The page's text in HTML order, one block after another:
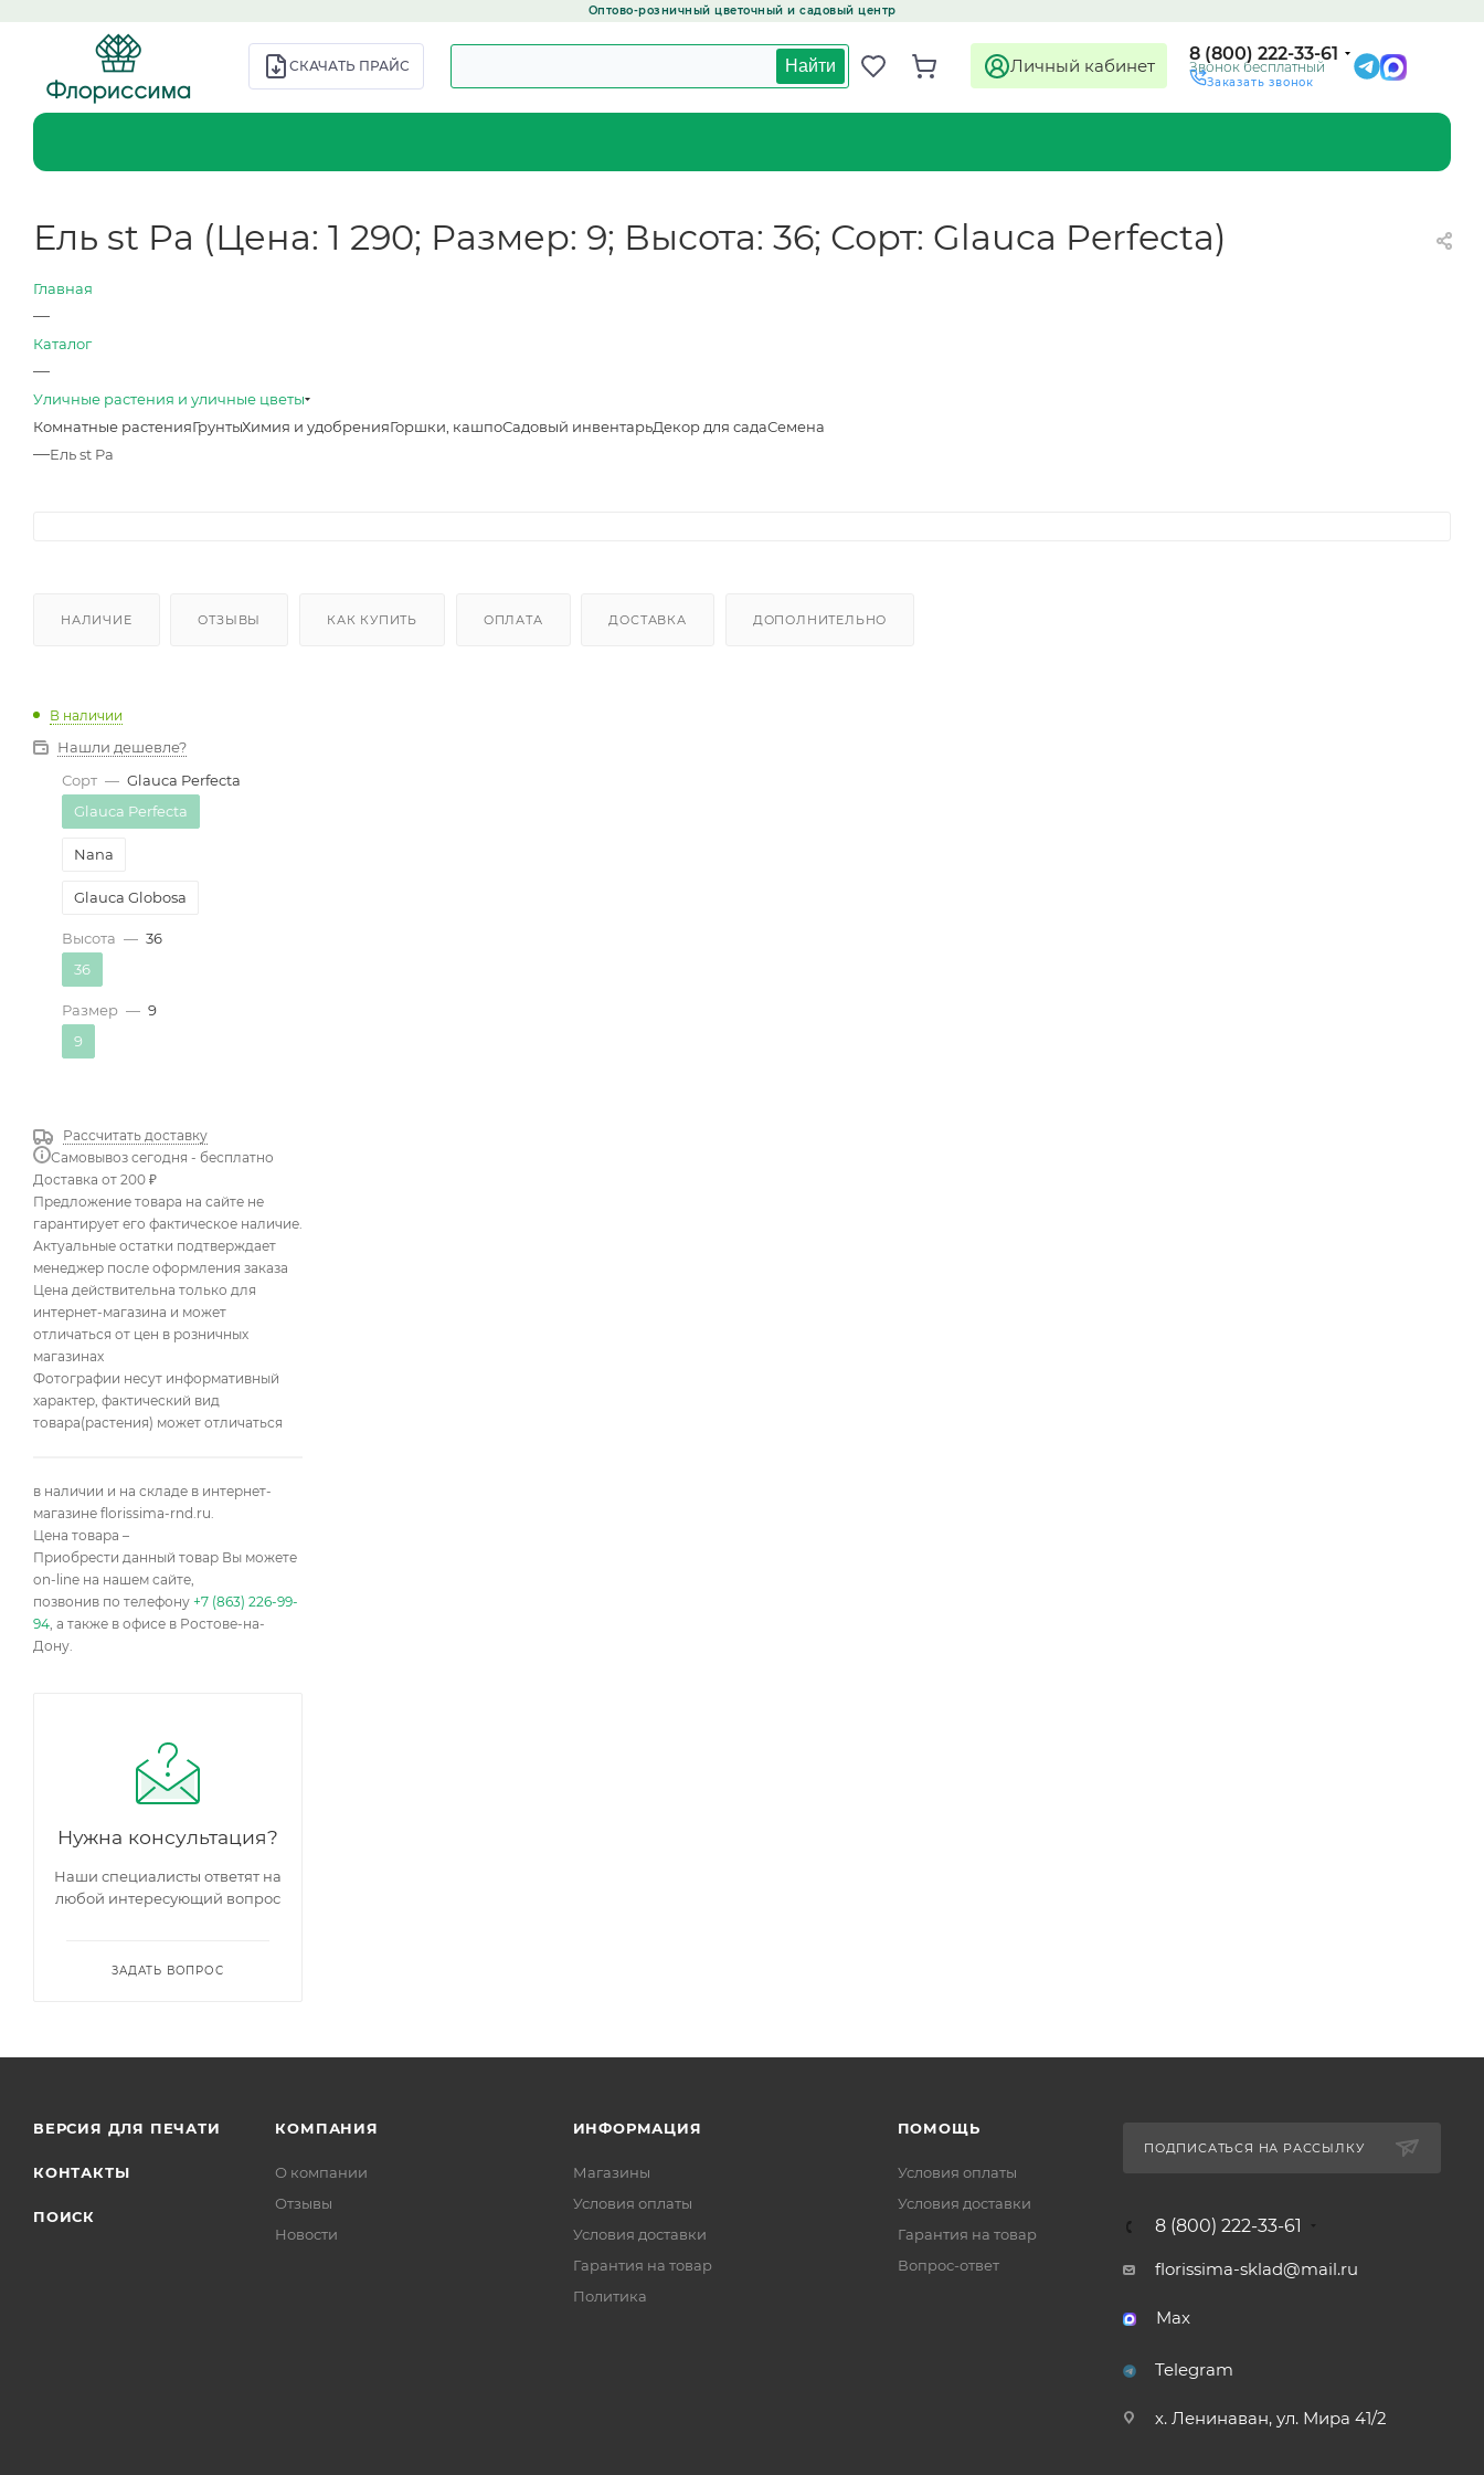
Оптово-розничный цветочный и садовый центр
СКАЧАТЬ ПРАЙС Найти Личный кабинет
8 (800) 222-33-61
Звонок бесплатный
Заказать звонок
Ель st Pa (Цена: 1 290; Размер: 9; Высота: 36; Сорт: Glauca Perfecta)
Главная
—
Каталог
—
Уличные растения и уличные цветы
Комнатные растенияГрунтыХимия и удобренияГоршки, кашпоСадовый инвентарьДекор для садаСемена
—Ель st Pa
НАЛИЧИЕ ОТЗЫВЫ КАК КУПИТЬ ОПЛАТА ДОСТАВКА ДОПОЛНИТЕЛЬНО
В наличии
Нашли дешевле?
Сорт — Glauca Perfecta
Glauca Perfecta
Nana
Glauca Globosa
Высота — 36
36
Размер — 9
9
Рассчитать доставку
Самовывоз сегодня - бесплатно
Доставка от 200 ₽
Предложение товара на сайте не
гарантирует его фактическое наличие.
Актуальные остатки подтверждает
менеджер после оформления заказа
Цена действительна только для
интернет-магазина и может
отличаться от цен в розничных
магазинах
Фотографии несут информативный
характер, фактический вид
товара(растения) может отличаться
в наличии и на складе в интернет-
магазине florissima-rnd.ru.
Цена товара –
Приобрести данный товар Вы можете
on-line на нашем сайте,
позвонив по телефону +7 (863) 226-99-
94 , а также в офисе в Ростове-на-
Дону.
Нужна консультация?
Наши специалисты ответят на
любой интересующий вопрос
ЗАДАТЬ ВОПРОС
ВЕРСИЯ ДЛЯ ПЕЧАТИ
КОНТАКТЫ
ПОИСК
КОМПАНИЯ
О компании
Отзывы
Новости
ИНФОРМАЦИЯ
Магазины
Условия оплаты
Условия доставки
Гарантия на товар
Политика
ПОМОЩЬ
Условия оплаты
Условия доставки
Гарантия на товар
Вопрос-ответ
ПОДПИСАТЬСЯ НА РАССЫЛКУ
8 (800) 222-33-61
florissima-sklad@mail.ru
Max
Telegram
х. Ленинаван, ул. Мира 41/2